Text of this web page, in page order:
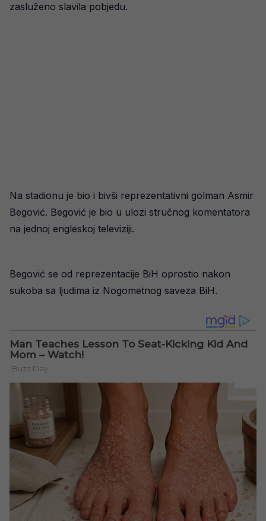
zasluženo slavila pobjedu.
Na stadionu je bio i bivši reprezentativni golman Asmir
Begović. Begović je bio u ulozi stručnog komentatora
na jednoj engleskoj televiziji.
Begović se od reprezentacije BiH oprostio nakon
sukoba sa ljudima iz Nogometnog saveza BiH.